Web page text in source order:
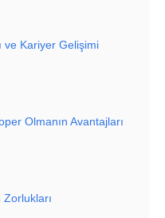
ve Kariyer Gelişimi
Olmanın Avantajları